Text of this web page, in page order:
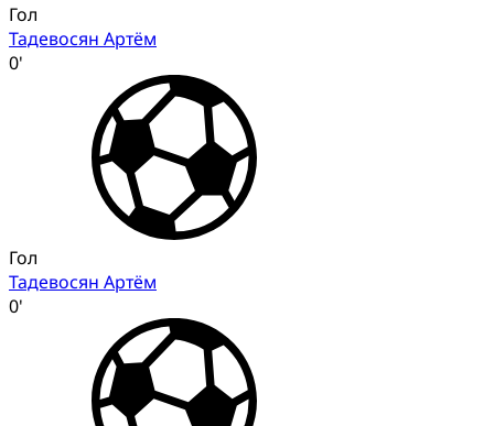
Гол
Тадевосян Артём
0'
Гол
Тадевосян Артём
0'